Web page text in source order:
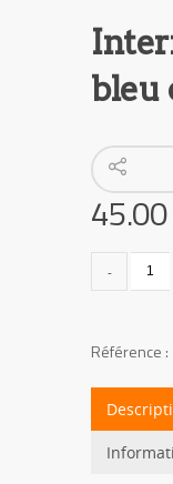
bleu
45.00
quantité
de
double
carré